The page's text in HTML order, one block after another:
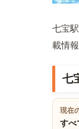
七宝
載情
七
現在
すべ